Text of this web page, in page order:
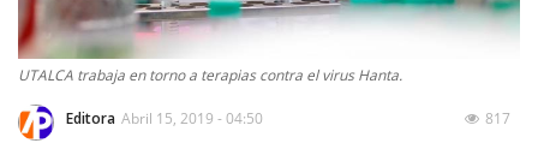
Espectáculos
UTALCA trabaja en torno a terapias contra el virus Hanta.
Editora Abril 15, 2019 - 04:50 817